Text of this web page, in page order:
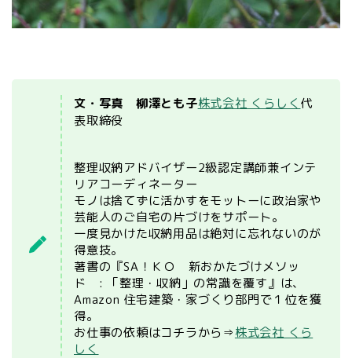
文・写真 柳澤とも子株式会社 くらしく 代
表取締役
整理収納アドバイザー2級認定講師兼インテ
リアコーディネーター
モノは捨てずに活かすをモットーに政治家や
芸能人のご自宅の片づけをサポート。
一度見かけた収納用品は絶対に忘れないのが
得意技。
著書の『SA！ＫＯ 新おかたづけメソッ
ド : 「整理・収納」の常識を覆す』は、
Amazon 住宅建築・家づくり部門で１位を獲
得。
お仕事の依頼はコチラから⇒株式会社 くら
しく